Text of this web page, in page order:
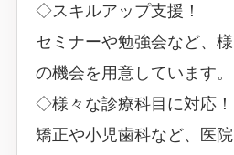
◇スキルアップ支援！
セミナーや勉強会など、
の機会を用意しています。
◇様々な診療科目に対応！
矯正や小児歯科など、医